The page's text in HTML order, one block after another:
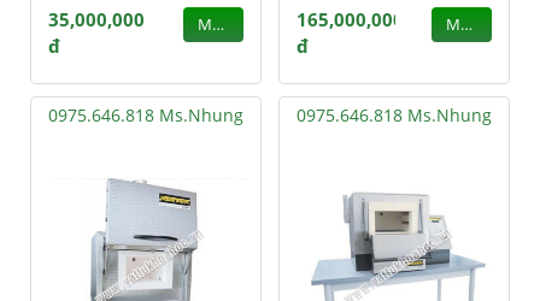
35,000,000
đ
MUA
165,000,000
đ
MUA
0975.646.818 Ms.Nhung 0975.646.818 Ms.Nhung